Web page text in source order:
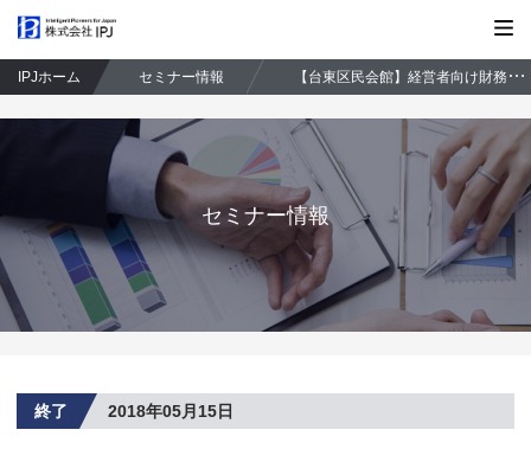
IPJホーム セミナー情報 【台東区民会館】経営者向け財務セミナー終了
セミナー情報
終了 2018年05月15日